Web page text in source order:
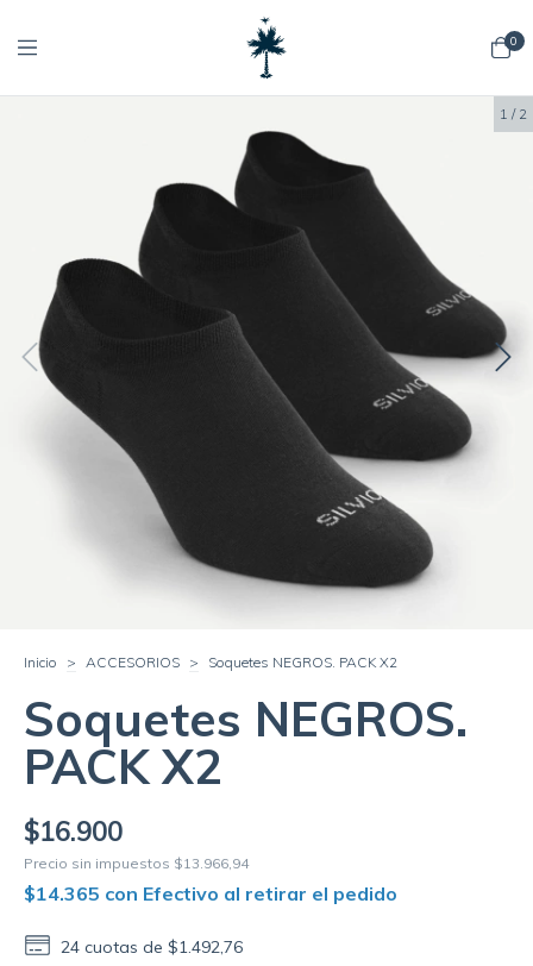
0
1 / 2
Inicio > ACCESORIOS > Soquetes NEGROS. PACK X2
Soquetes NEGROS.
PACK X2
$16.900
Precio sin impuestos $13.966,94
$14.365 con Efectivo al retirar el pedido
24 cuotas de$1.492,76